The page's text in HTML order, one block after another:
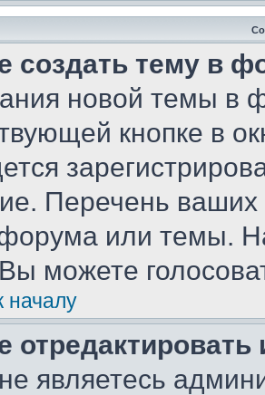
создать тему в
новой темы в
кнопке в
Перечень ваших
или темы.
можете
началу
являетесь